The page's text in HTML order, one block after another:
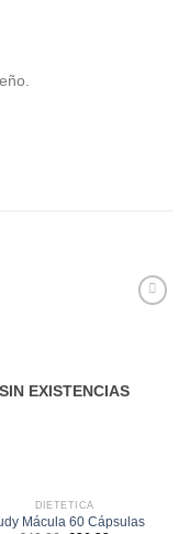
SIN EXISTENCIAS
DIETÉTICA
Mácula 60 Cápsulas